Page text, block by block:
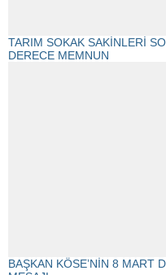
TARIM SOKAK SAKİNLERİ
DERECE MEMNUN
BAŞKAN KÖSE’NİN 8 MART